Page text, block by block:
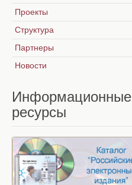
Проекты
Структура
Партнеры
Новости
Информационные
ресурсы